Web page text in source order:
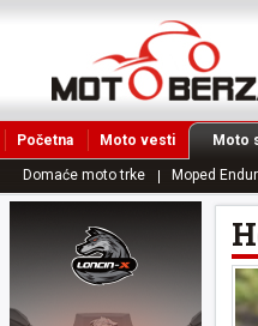
Početna Moto vesti Moto
Domaće moto trke Moped